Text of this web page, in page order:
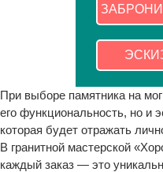
При выборе памятника на
его функциональность, но и
которая будет отражать
В гранитной мастерской
каждый заказ — это